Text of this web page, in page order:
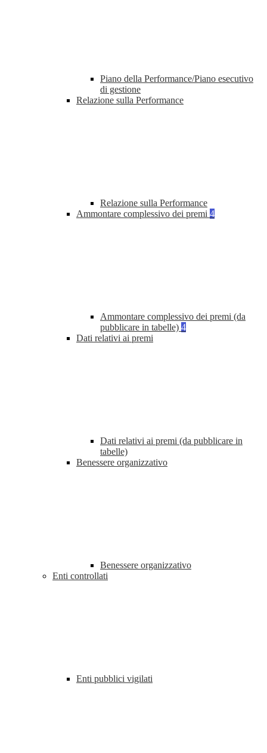
Piano della Performance/Piano esecutivo
di gestione
Relazione sulla Performance
Relazione sulla Performance
Ammontare complessivo dei premi 4
Ammontare complessivo dei premi (da
pubblicare in tabelle) 4
Dati relativi ai premi
Dati relativi ai premi (da pubblicare in
tabelle)
Benessere organizzativo
Benessere organizzativo
Enti controllati
Enti pubblici vigilati